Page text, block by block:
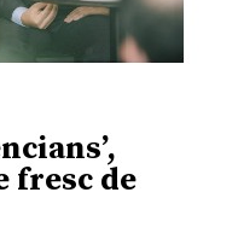
fresc de